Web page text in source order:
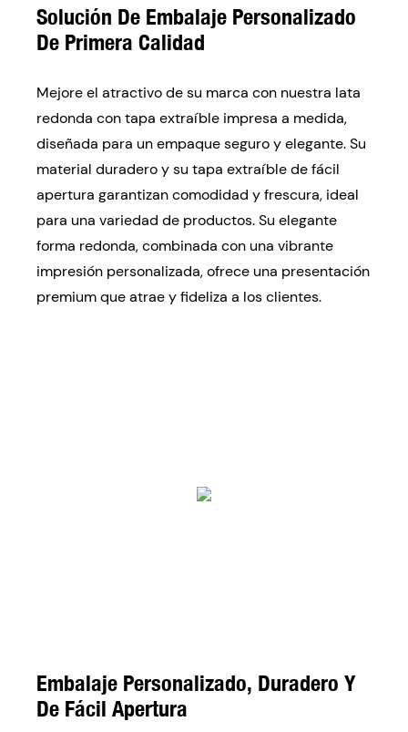
Solución De Embalaje Personalizado
De Primera Calidad
Mejore el atractivo de su marca con nuestra lata
redonda con tapa extraíble impresa a medida,
diseñada para un empaque seguro y elegante. Su
material duradero y su tapa extraíble de fácil
apertura garantizan comodidad y frescura, ideal
para una variedad de productos. Su elegante
forma redonda, combinada con una vibrante
impresión personalizada, ofrece una presentación
premium que atrae y fideliza a los clientes.
Embalaje Personalizado, Duradero Y
De Fácil Apertura